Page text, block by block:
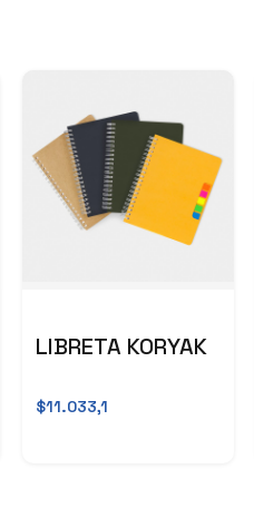
LIBRETA KORYAK
$11.033,1